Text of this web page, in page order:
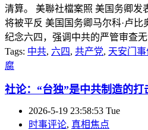
清算。 美聯社檔案照 美国务卿发
将被平反 美国国务卿马尔科·卢比
纪念六四，强调中共的严管审查无
Tags: 中共, 六四, 共产党, 天安门事
腐
社论：“台独”是中共制造的
2026-5-19 23:58:53 Tue
时事评论, 真相焦点